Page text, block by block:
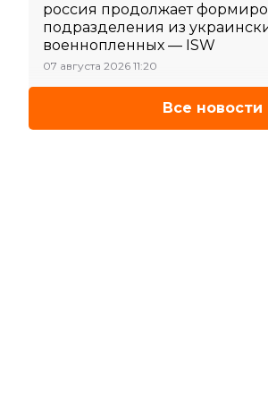
россия продолжает
подразделения из
военнопленных — ISW
07 августа 2026 11:20
Все новости